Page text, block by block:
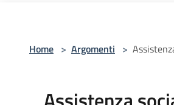
Home > Argomenti >